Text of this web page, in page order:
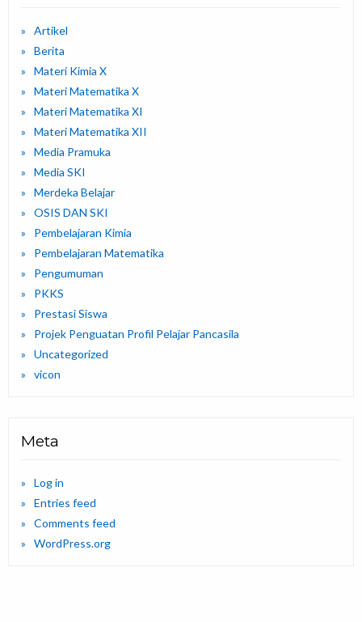
Artikel
Berita
Materi Kimia X
Materi Matematika X
Materi Matematika XI
Materi Matematika XII
Media Pramuka
Media SKI
Merdeka Belajar
OSIS DAN SKI
Pembelajaran Kimia
Pembelajaran Matematika
Pengumuman
PKKS
Prestasi Siswa
Projek Penguatan Profil Pelajar Pancasila
Uncategorized
vicon
Meta
Log in
Entries feed
Comments feed
WordPress.org